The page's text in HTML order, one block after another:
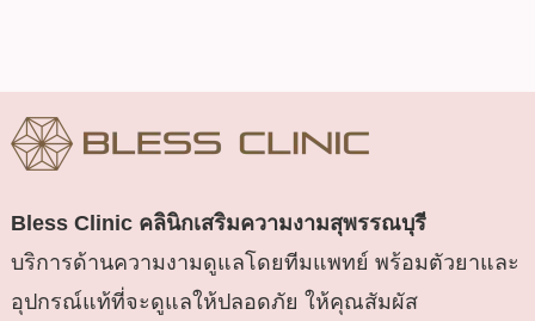
Bless Clinic คลินิกเสริมความงามสุพรรณบุรี
บริการด้านความงามดูแลโดยทีมแพทย์ พร้อมตัวยาและ
อุปกรณ์แท้ที่จะดูแลให้ปลอดภัย ให้คุณสัมผัส